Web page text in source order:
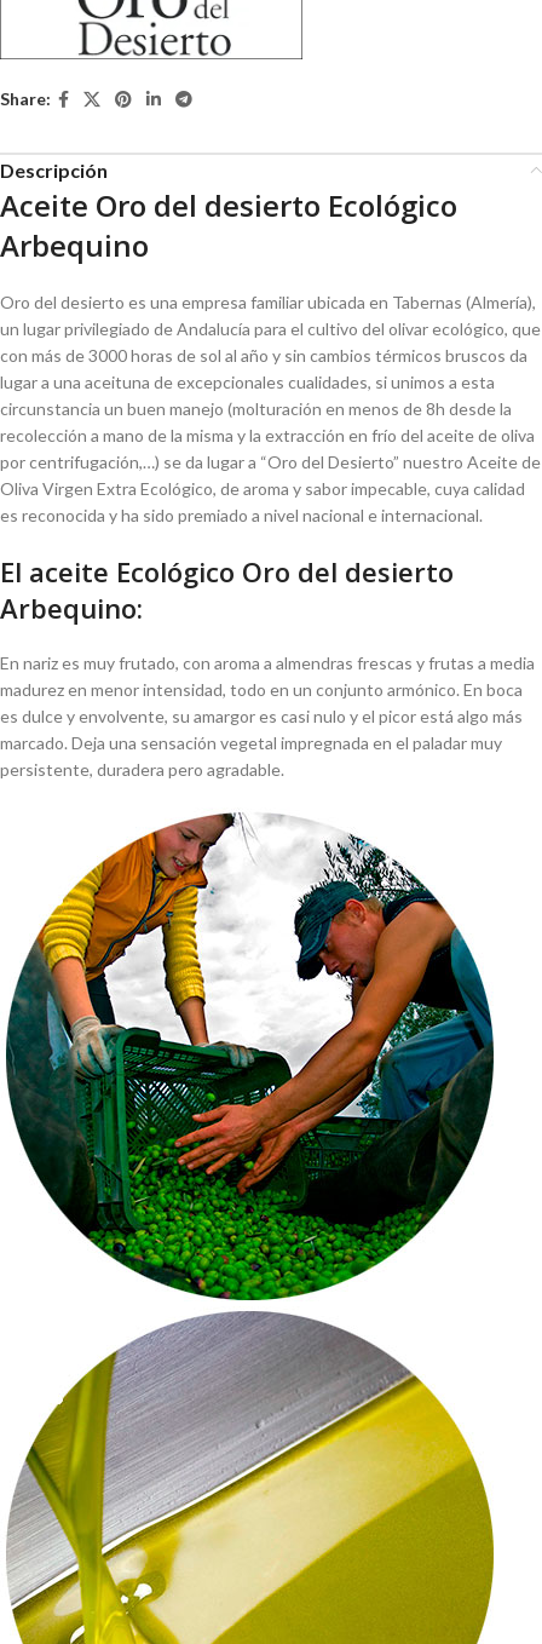
Share:
Descripción
Aceite Oro del desierto Ecológico
Arbequino
Oro del desierto es una empresa familiar ubicada en Tabernas (Almería),
un lugar privilegiado de Andalucía para el cultivo del olivar ecológico, que
con más de 3000 horas de sol al año y sin cambios térmicos bruscos da
lugar a una aceituna de excepcionales cualidades, si unimos a esta
circunstancia un buen manejo (molturación en menos de 8h desde la
recolección a mano de la misma y la extracción en frío del aceite de oliva
por centrifugación,…) se da lugar a “Oro del Desierto” nuestro Aceite de
Oliva Virgen Extra Ecológico, de aroma y sabor impecable, cuya calidad
es reconocida y ha sido premiado a nivel nacional e internacional.
El aceite Ecológico Oro del desierto
Arbequino:
En nariz es muy frutado, con aroma a almendras frescas y frutas a media
madurez en menor intensidad, todo en un conjunto armónico. En boca
es dulce y envolvente, su amargor es casi nulo y el picor está algo más
marcado. Deja una sensación vegetal impregnada en el paladar muy
persistente, duradera pero agradable.